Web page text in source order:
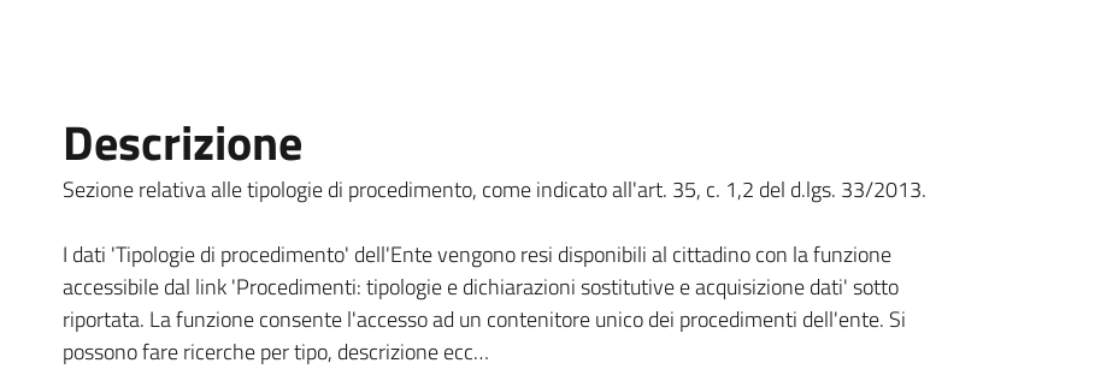
Descrizione
Sezione relativa alle tipologie di procedimento, come indicato all'art. 35, c. 1,2 del d.lgs. 33/2013.
I dati 'Tipologie di procedimento' dell'Ente vengono resi disponibili al cittadino con la funzione
accessibile dal link 'Procedimenti: tipologie e dichiarazioni sostitutive e acquisizione dati' sotto
riportata. La funzione consente l'accesso ad un contenitore unico dei procedimenti dell'ente. Si
possono fare ricerche per tipo, descrizione ecc…